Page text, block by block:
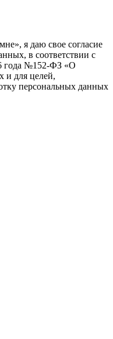
я даю свое согласие
в соответствии с
года №152-ФЗ «О
и для целей,
персональных данных